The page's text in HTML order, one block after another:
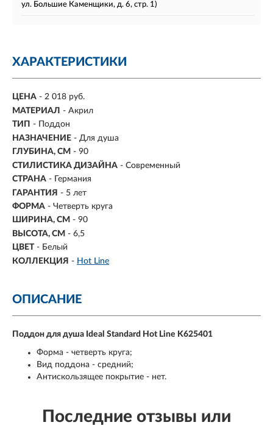
ул. Большие Каменщики, д. 6, стр. 1)
ХАРАКТЕРИСТИКИ
ЦЕНА - 2 018 руб.
МАТЕРИАЛ - Акрил
ТИП - Поддон
НАЗНАЧЕНИЕ - Для душа
ГЛУБИНА, СМ - 90
СТИЛИСТИКА ДИЗАЙНА - Современный
СТРАНА - Германия
ГАРАНТИЯ - 5 лет
ФОРМА - Четверть круга
ШИРИНА, СМ - 90
ВЫСОТА, СМ - 6,5
ЦВЕТ - Белый
КОЛЛЕКЦИЯ - Hot Line
ОПИСАНИЕ
Поддон для душа Ideal Standard Hot Line K625401
Форма - четверть круга;
Вид поддона - средний;
Антискользящее покрытие - нет.
Последние отзывы или